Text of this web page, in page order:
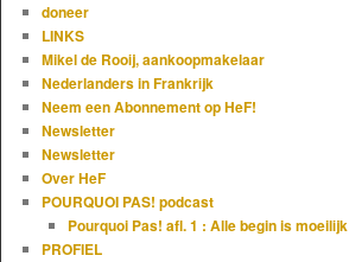
doneer
LINKS
Mikel de Rooij, aankoopmakelaar
Nederlanders in Frankrijk
Neem een Abonnement op HeF!
Newsletter
Newsletter
Over HeF
POURQUOI PAS! podcast
Pourquoi Pas! afl. 1 : Alle begin is moeilijk
PROFIEL